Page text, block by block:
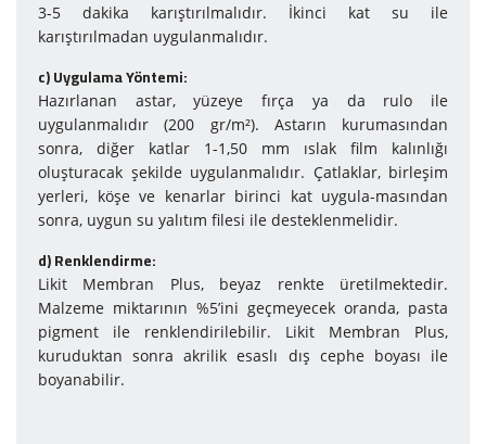
3-5 dakika karıştırılmalıdır. İkinci kat su ile
karıştırılmadan uygulanmalıdır.
c) Uy­gu­la­ma Yön­te­mi:
Hazırlanan astar, yüzeye fırça ya da rulo ile
uygulanmalıdır (200 gr/m²). Astarın kurumasından
sonra, diğer katlar 1-1,50 mm ıslak film kalınlığı
oluşturacak şekilde uygulanmalıdır. Çatlaklar, birleşim
yerleri, köşe ve kenarlar birinci kat uygula-masından
sonra, uygun su yalıtım filesi ile desteklenmelidir.
d) Renklendirme:
Likit Membran Plus, beyaz renkte üretilmektedir.
Malzeme miktarının %5’ini geçmeyecek oranda, pasta
pigment ile renklendirilebilir. Likit Membran Plus,
kuruduktan sonra akrilik esaslı dış cephe boyası ile
boyanabilir.